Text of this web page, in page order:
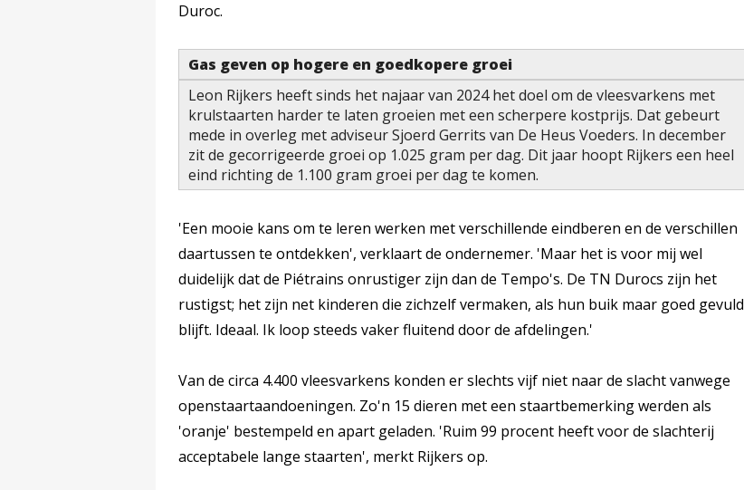
Duroc.
Gas geven op hogere en goedkopere groei
Leon Rijkers heeft sinds het najaar van 2024 het doel om de vleesvarkens met
krulstaarten harder te laten groeien met een scherpere kostprijs. Dat gebeurt
mede in overleg met adviseur Sjoerd Gerrits van De Heus Voeders. In december
zit de gecorrigeerde groei op 1.025 gram per dag. Dit jaar hoopt Rijkers een heel
eind richting de 1.100 gram groei per dag te komen.
'Een mooie kans om te leren werken met verschillende eindberen en de verschillen
daartussen te ontdekken', verklaart de ondernemer. 'Maar het is voor mij wel
duidelijk dat de Piétrains onrustiger zijn dan de Tempo's. De TN Durocs zijn het
rustigst; het zijn net kinderen die zichzelf vermaken, als hun buik maar goed gevuld
blijft. Ideaal. Ik loop steeds vaker fluitend door de afdelingen.'
Van de circa 4.400 vleesvarkens konden er slechts vijf niet naar de slacht vanwege
openstaartaandoeningen. Zo'n 15 dieren met een staartbemerking werden als
'oranje' bestempeld en apart geladen. 'Ruim 99 procent heeft voor de slachterij
acceptabele lange staarten', merkt Rijkers op.